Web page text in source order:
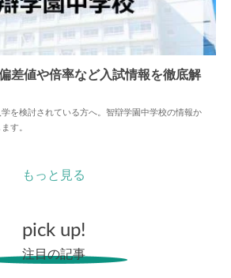
2026.08.04
差値や倍率など入試情報を徹底解
を検討されている方へ。智辯学園中学校の情報か
す。
もっと見る
pick up!
注目の記事